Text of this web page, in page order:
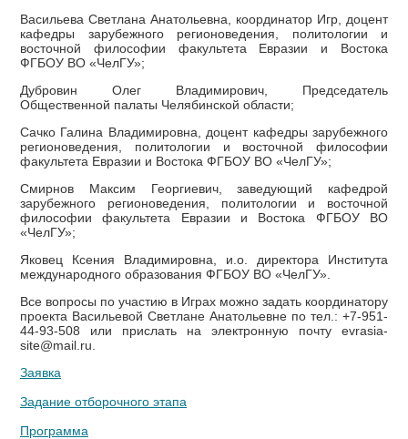
Васильева Светлана Анатольевна, координатор Игр, доцент
кафедры зарубежного регионоведения, политологии и
восточной философии факультета Евразии и Востока
ФГБОУ ВО «ЧелГУ»;
Дубровин Олег Владимирович, Председатель
Общественной палаты Челябинской области;
Сачко Галина Владимировна, доцент кафедры зарубежного
регионоведения, политологии и восточной философии
факультета Евразии и Востока ФГБОУ ВО «ЧелГУ»;
Смирнов Максим Георгиевич, заведующий кафедрой
зарубежного регионоведения, политологии и восточной
философии факультета Евразии и Востока ФГБОУ ВО
«ЧелГУ»;
Яковец Ксения Владимировна, и.о. директора Института
международного образования ФГБОУ ВО «ЧелГУ».
Все вопросы по участию в Играх можно задать координатору
проекта Васильевой Светлане Анатольевне по тел.: +7-951-
44-93-508 или прислать на электронную почту evrasia-
site@mail.ru.
Заявка
Задание отборочного этапа
Программа